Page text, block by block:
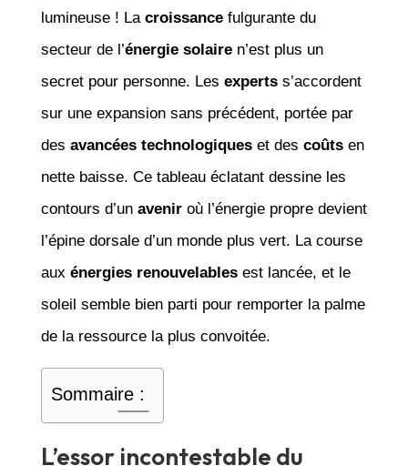
lumineuse ! La croissancefulgurante du
secteur de l’énergie solairen’est plus un
secret pour personne. Les expertss’accordent
sur une expansion sans précédent, portée par
des avancées technologiqueset des coûtsen
nette baisse. Ce tableau éclatant dessine les
contours d’un aveniroù l’énergie propre devient
l’épine dorsale d’un monde plus vert. La course
aux énergies renouvelablesest lancée, et le
soleil semble bien parti pour remporter la palme
de la ressource la plus convoitée.
Sommaire :
L’essor incontestable du